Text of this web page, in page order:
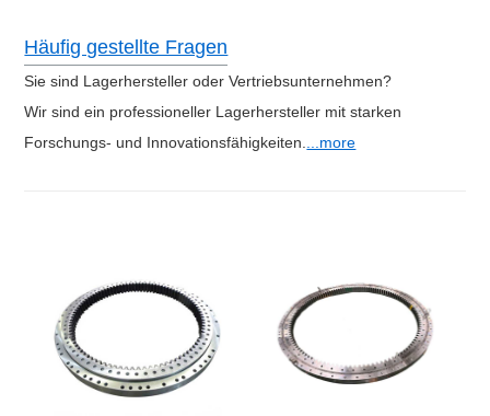
Häufig gestellte Fragen
Sie sind Lagerhersteller oder Vertriebsunternehmen?
Wir sind ein professioneller Lagerhersteller mit starken
Forschungs- und Innovationsfähigkeiten.
...more